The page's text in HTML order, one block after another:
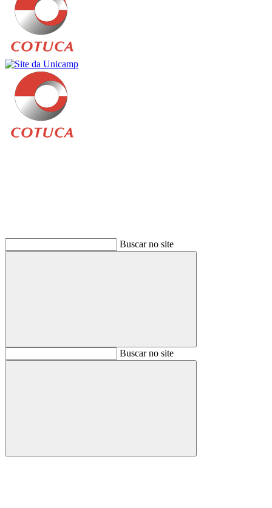
Buscar no site
BuscarBuscar no site
Buscar